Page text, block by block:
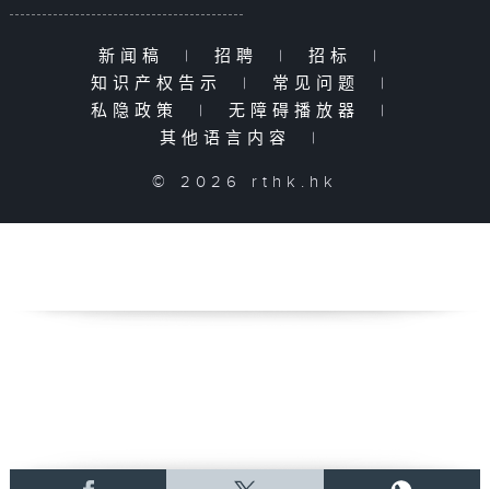
新闻稿 | 招聘 | 招标
|
知识产权告示
| 常见问题
|
私隐政策
| 无障碍播放器
|
其他语言内容
|
© 2026 rthk.hk